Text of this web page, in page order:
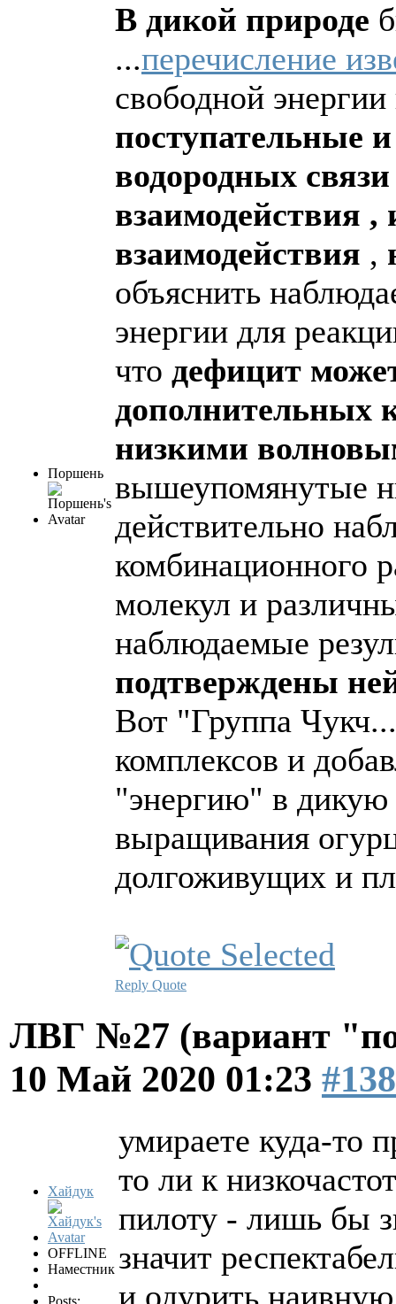
Поршень
В дикой природе
...перечисление
свободной
поступательные
водородных
взаимодействия
взаимодействия ,
объяснить
энергии для
что дефицит
дополнительных
низкими
вышеупомянутые
действительно
комбинационного
молекул и
наблюдаемые
подтверждены
Вот "Группа
комплексов и
"энергию" в дикую
выращивания
долгоживущих и
Reply Quote
ЛВГ №27 (вариант
10 Май 2020 01:23
Хайдук
OFFLINE
Наместник
Posts:
умираете куда-то
то ли к
пилоту - лишь бы
значит
и одурить